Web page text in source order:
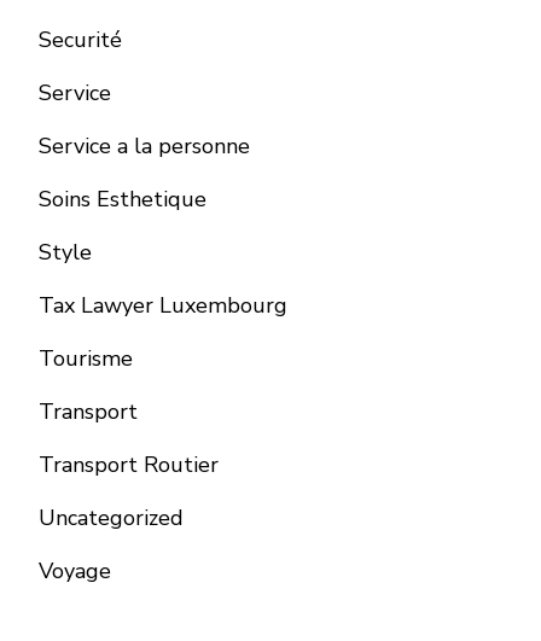
Securité
Service
Service a la personne
Soins Esthetique
Style
Tax Lawyer Luxembourg
Tourisme
Transport
Transport Routier
Uncategorized
Voyage